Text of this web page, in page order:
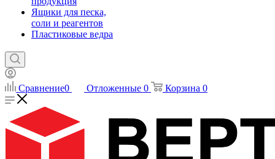
Ящики для песка,
соли и реагентов
Пластиковые ведра
Сравнение0 Отложенные 0 Корзина 0